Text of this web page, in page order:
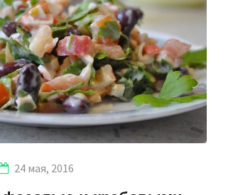
24 мая, 2016